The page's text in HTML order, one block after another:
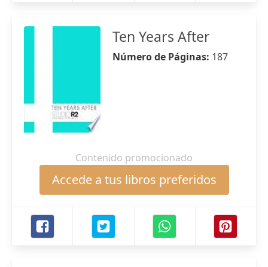
Ten Years After
Número de Páginas: 187
Contenido promocionado
Accede a tus libros preferidos